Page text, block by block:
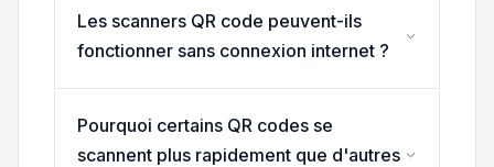
Les scanners QR code peuvent-ils
fonctionner sans connexion internet ?
Pourquoi certains QR codes se
scannent plus rapidement que d'autres